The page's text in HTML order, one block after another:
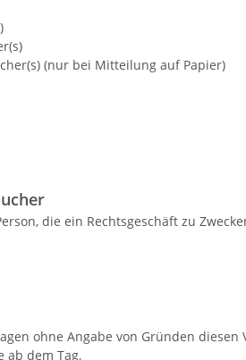
(nur bei Mitteilung auf Papier)
die ein Rechtsgeschäft zu
ohne Angabe von Gründen
ab dem Tag,